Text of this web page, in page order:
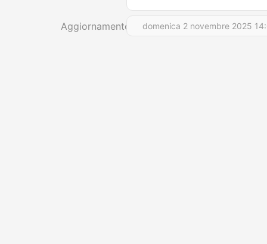
Aggiornamento domenica 2 novembre 2025